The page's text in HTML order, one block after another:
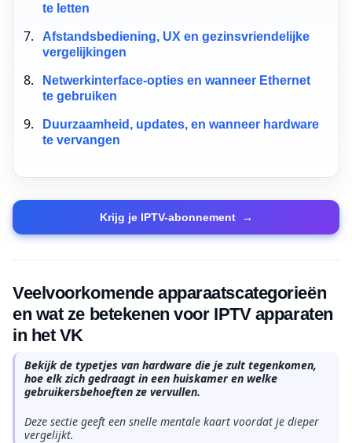
te letten
Afstandsbediening, UX en gezinsvriendelijke
vergelijkingen
Netwerkinterface-opties en wanneer Ethernet
te gebruiken
Duurzaamheid, updates, en wanneer hardware
te vervangen
Krijg je IPTV-abonnement →
Veelvoorkomende apparaatscategorieën
en wat ze betekenen voor IPTV apparaten
in het VK
Bekijk de typetjes van hardware die je zult tegenkomen,
hoe elk zich gedraagt in een huiskamer en welke
gebruikersbehoeften ze vervullen.
Deze sectie geeft een snelle mentale kaart voordat je dieper
vergelijkt.